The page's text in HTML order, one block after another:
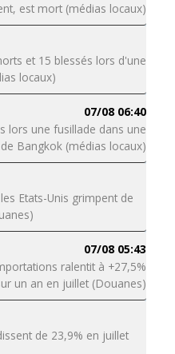
est mort (médias locaux)
et 15 blessés lors d'une
locaux)
07/08 06:40
lors une fusillade dans une
Bangkok (médias locaux)
Etats-Unis grimpent de
07/08 05:43
ralentit à +27,5%
un an en juillet (Douanes)
de 23,9% en juillet